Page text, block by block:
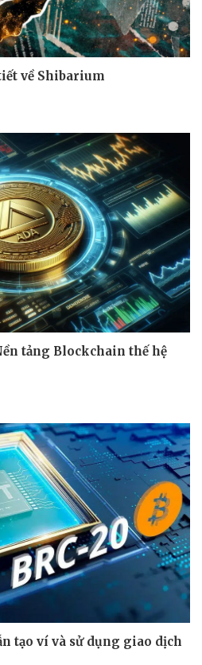
về Shibarium
tảng Blockchain thế hệ
tạo ví và sử dụng giao dịch